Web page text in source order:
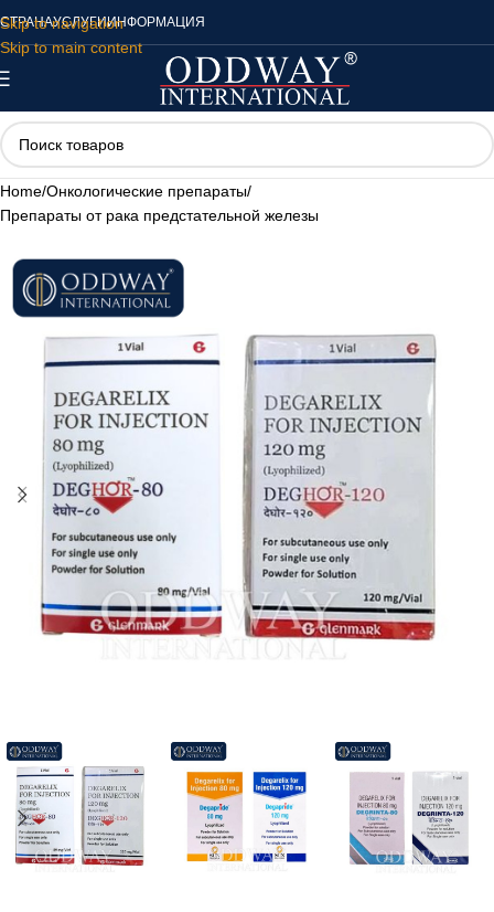
Skip to navigation
Skip to main content
СТРАНАУСЛУГИИНФОРМАЦИЯ
Home/Онкологические препараты/
Препараты от рака предстательной железы